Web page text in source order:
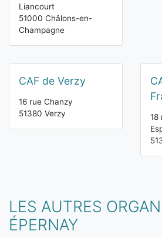
Liancourt
51000 Châlons-en-
Champagne
CAF de Verzy
16 rue Chanzy
51380 Verzy
18
LES AUTRES
ÉPERNAY